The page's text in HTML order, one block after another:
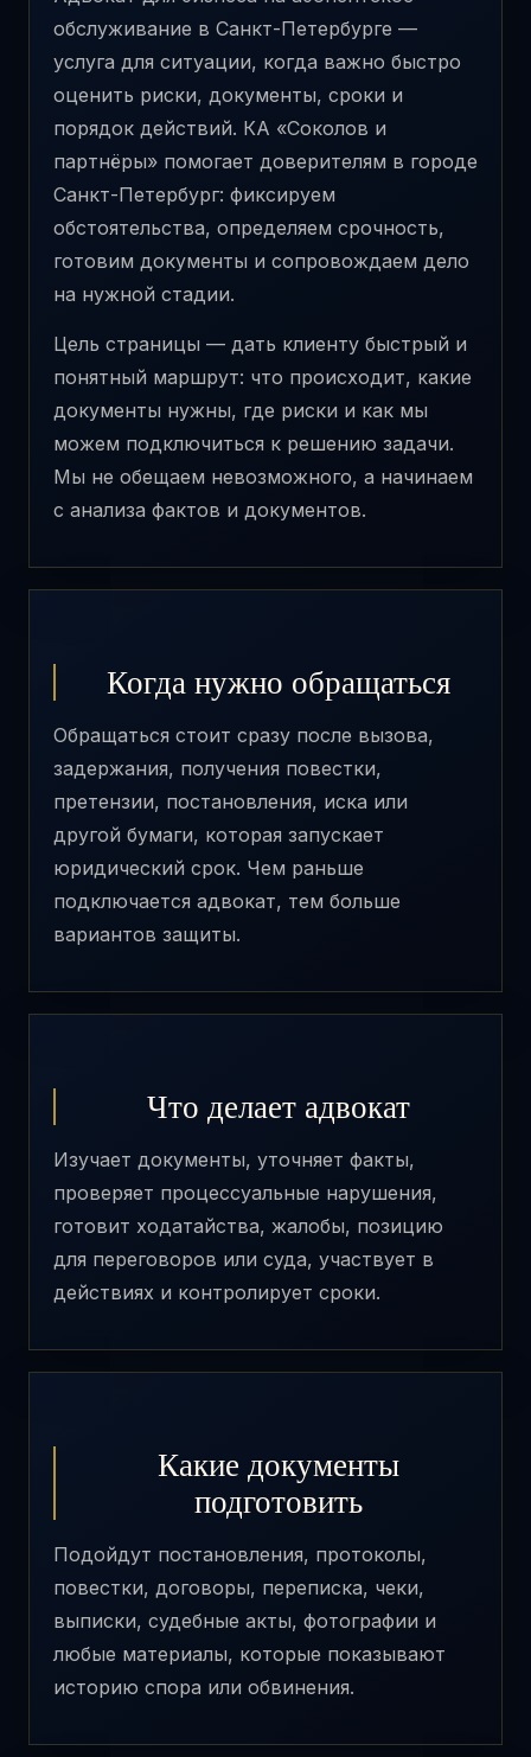
обслуживание в Санкт-Петербурге —
услуга для ситуации, когда важно быстро
оценить риски, документы, сроки и
порядок действий. КА «Соколов и
партнёры» помогает доверителям в городе
Санкт-Петербург: фиксируем
обстоятельства, определяем срочность,
готовим документы и сопровождаем дело
на нужной стадии.
Цель страницы — дать клиенту быстрый и
понятный маршрут: что происходит, какие
документы нужны, где риски и как мы
можем подключиться к решению задачи.
Мы не обещаем невозможного, а начинаем
с анализа фактов и документов.
Когда нужно обращаться
Обращаться стоит сразу после вызова,
задержания, получения повестки,
претензии, постановления, иска или
другой бумаги, которая запускает
юридический срок. Чем раньше
подключается адвокат, тем больше
вариантов защиты.
Что делает адвокат
Изучает документы, уточняет факты,
проверяет процессуальные нарушения,
готовит ходатайства, жалобы, позицию
для переговоров или суда, участвует в
действиях и контролирует сроки.
Какие документы
подготовить
Подойдут постановления, протоколы,
повестки, договоры, переписка, чеки,
выписки, судебные акты, фотографии и
любые материалы, которые показывают
историю спора или обвинения.